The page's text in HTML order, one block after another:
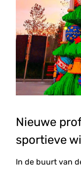
Nieuwe
sportieve
In de buurt van